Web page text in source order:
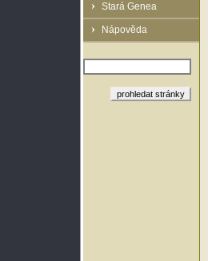
Stará Genea
Nápověda